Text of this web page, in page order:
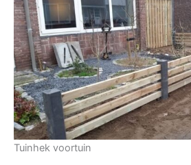
Tuinhek voortuin